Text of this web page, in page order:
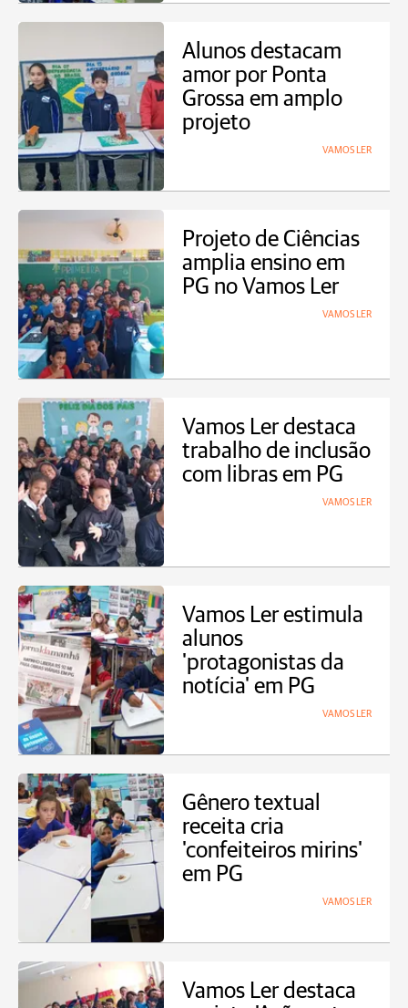
Alunos destacam
amor por Ponta
Grossa em amplo
projeto
VAMOS LER
Projeto de Ciências
amplia ensino em
PG no Vamos Ler
VAMOS LER
Vamos Ler destaca
trabalho de inclusão
com libras em PG
VAMOS LER
Vamos Ler estimula
alunos
'protagonistas da
notícia' em PG
VAMOS LER
Gênero textual
receita cria
'confeiteiros mirins'
em PG
VAMOS LER
Vamos Ler destaca